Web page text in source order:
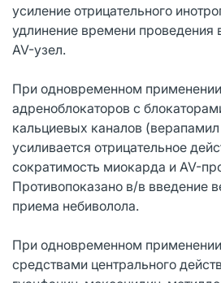
усиление отрицательного
удлинение времени проведения
AV-узел.
При одновременном
адреноблокаторов с
кальциевых каналов
усиливается отрицательное
сократимость миокарда и AV-
Противопоказано в/в введение
приема небиволола.
При одновременном
средствами центрального